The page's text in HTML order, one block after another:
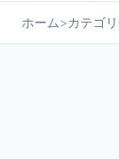
ホーム>カテゴ